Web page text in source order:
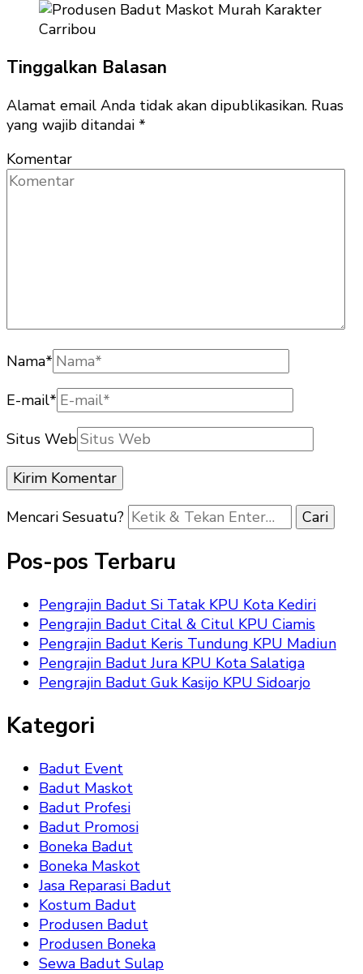
Tinggalkan Balasan
Alamat email Anda tidak akan dipublikasikan. Ruas
yang wajib ditandai *
Komentar
Nama*
E-mail*
Situs Web
Mencari Sesuatu?
Pos-pos Terbaru
Pengrajin Badut Si Tatak KPU Kota Kediri
Pengrajin Badut Cital & Citul KPU Ciamis
Pengrajin Badut Keris Tundung KPU Madiun
Pengrajin Badut Jura KPU Kota Salatiga
Pengrajin Badut Guk Kasijo KPU Sidoarjo
Kategori
Badut Event
Badut Maskot
Badut Profesi
Badut Promosi
Boneka Badut
Boneka Maskot
Jasa Reparasi Badut
Kostum Badut
Produsen Badut
Produsen Boneka
Sewa Badut Sulap